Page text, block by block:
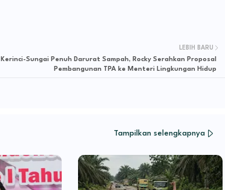
LEBIH BARU
Kerinci-Sungai Penuh Darurat Sampah, Rocky Serahkan Proposal
Pembangunan TPA ke Menteri Lingkungan Hidup
Tampilkan selengkapnya